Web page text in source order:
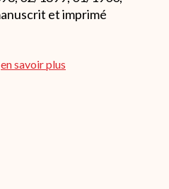
et imprimé
en savoir plus